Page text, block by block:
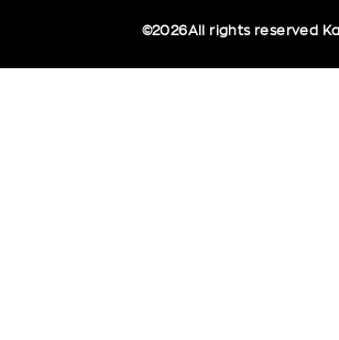
©2026All rights reserved